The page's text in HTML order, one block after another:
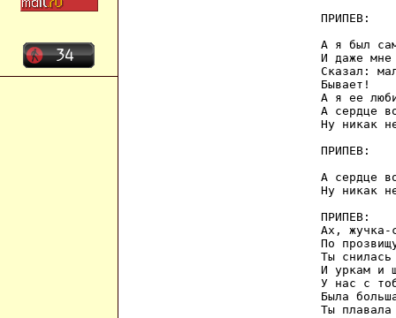
ПРИПЕВ:
А я был
И даже мне
Сказал:
Бывает!
А я ее
А сердце
Ну никак
ПРИПЕВ:
А сердце
Ну никак
ПРИПЕВ:
Ах, жучка-
По
Ты
И уркам и
У нас с
Была
Ты